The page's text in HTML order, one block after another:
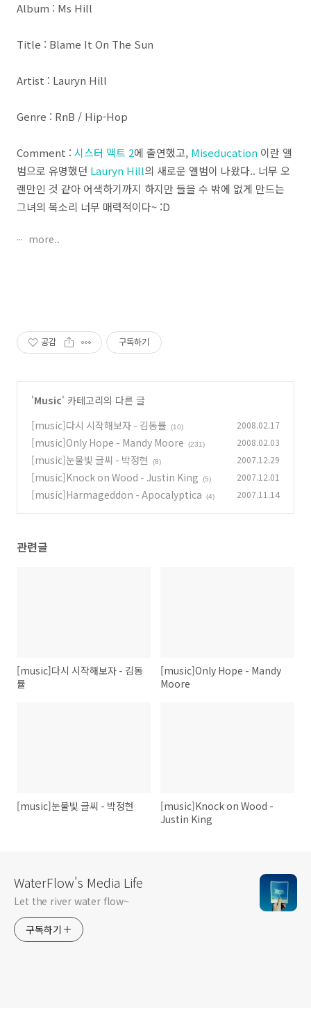
Album : Ms Hill
Title : Blame It On The Sun
Artist : Lauryn Hill
Genre : RnB / Hip-Hop
Comment : 시스터 액트 2에 출연했고, Miseducation 이란 앨
범으로 유명했던 Lauryn Hill의 새로운 앨범이 나왔다.. 너무 오
랜만인 것 같아 어색하기까지 하지만 들을 수 밖에 없게 만드는
그녀의 목소리 너무 매력적이다~ :D
more..
공감 구독하기
'Music' 카테고리의 다른 글
[music]다시 시작해보자 - 김동률
(10) 2008.02.17
[music]Only Hope - Mandy Moore (231) 2008.02.03
[music]눈물빛 글씨 - 박정현 (8) 2007.12.29
[music]Knock on Wood - Justin King (5) 2007.12.01
[music]Harmageddon - Apocalyptica (4) 2007.11.14
관련글
[music]다시 시작해보자 - 김동
률
[music]Only Hope - Mandy
Moore
[music]눈물빛 글씨 - 박정현
[music]Knock on Wood -
Justin King
WaterFlow's Media Life
Let the river water flow~
구독하기